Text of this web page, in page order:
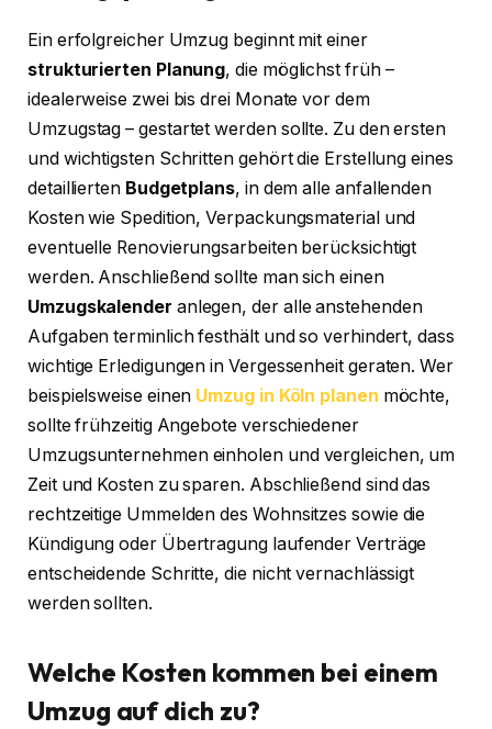
Ein erfolgreicher Umzug beginnt mit einer
strukturierten Planung, die möglichst früh –
idealerweise zwei bis drei Monate vor dem
Umzugstag – gestartet werden sollte. Zu den ersten
und wichtigsten Schritten gehört die Erstellung eines
detaillierten Budgetplans, in dem alle anfallenden
Kosten wie Spedition, Verpackungsmaterial und
eventuelle Renovierungsarbeiten berücksichtigt
werden. Anschließend sollte man sich einen
Umzugskalender anlegen, der alle anstehenden
Aufgaben terminlich festhält und so verhindert, dass
wichtige Erledigungen in Vergessenheit geraten. Wer
beispielsweise einen Umzug in Köln planen möchte,
sollte frühzeitig Angebote verschiedener
Umzugsunternehmen einholen und vergleichen, um
Zeit und Kosten zu sparen. Abschließend sind das
rechtzeitige Ummelden des Wohnsitzes sowie die
Kündigung oder Übertragung laufender Verträge
entscheidende Schritte, die nicht vernachlässigt
werden sollten.
Welche Kosten kommen bei einem
Umzug auf dich zu?